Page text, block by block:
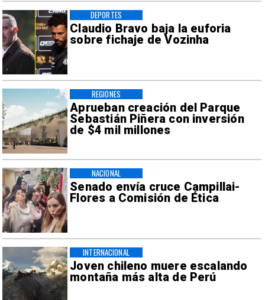
Claudio Bravo baja la euforia
sobre fichaje de Vozinha
DEPORTES
Aprueban creación del Parque
Sebastián Piñera con inversión
de $4 mil millones
REGIONES
Senado envía cruce Campillai-
Flores a Comisión de Ética
NACIONAL
Joven chileno muere escalando
montaña más alta de Perú
INTERNACIONAL